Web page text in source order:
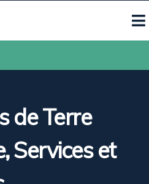
de Terre
,Services et